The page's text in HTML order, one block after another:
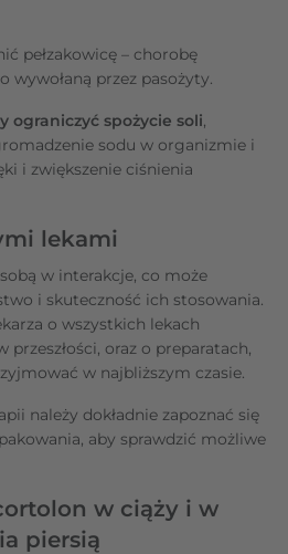
pełzakowicę – chorobę
wywołaną przez pasożyty.
ograniczyć spożycie soli,
sodu w organizmie i
i zwiększenie ciśnienia
lekami
w interakcje, co może
i skuteczność ich stosowania.
o wszystkich lekach
oraz o preparatach,
w najbliższym czasie.
należy dokładnie zapoznać się
aby sprawdzić możliwe
w ciąży i w
piersią